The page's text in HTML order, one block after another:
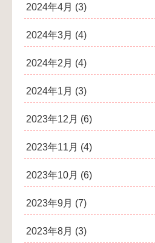
2024年4月 (3)
2024年3月 (4)
2024年2月 (4)
2024年1月 (3)
2023年12月 (6)
2023年11月 (4)
2023年10月 (6)
2023年9月 (7)
2023年8月 (3)